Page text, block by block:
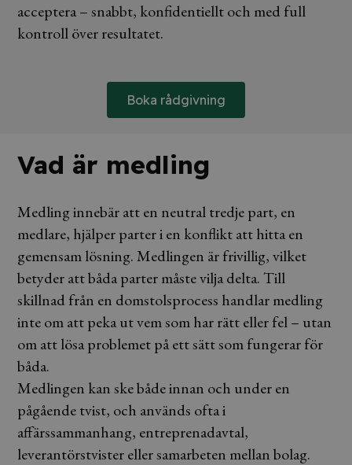
acceptera – snabbt, konfidentiellt och med full
kontroll över resultatet.
Boka rådgivning
Vad är medling
Medling innebär att en neutral tredje part, en
medlare, hjälper parter i en konflikt att hitta en
gemensam lösning. Medlingen är frivillig, vilket
betyder att båda parter måste vilja delta. Till
skillnad från en domstolsprocess handlar medling
inte om att peka ut vem som har rätt eller fel – utan
om att lösa problemet på ett sätt som fungerar för
båda.
Medlingen kan ske både innan och under en
pågående tvist, och används ofta i
affärssammanhang, entreprenadavtal,
leverantörstvister eller samarbeten mellan bolag.